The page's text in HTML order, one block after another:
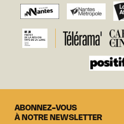
ABONNEZ-VOUS
À NOTRE NEWSLETTER